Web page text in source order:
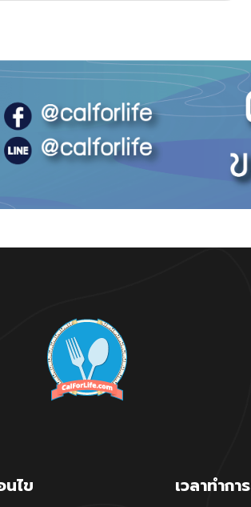
นไข เวลาทำการ